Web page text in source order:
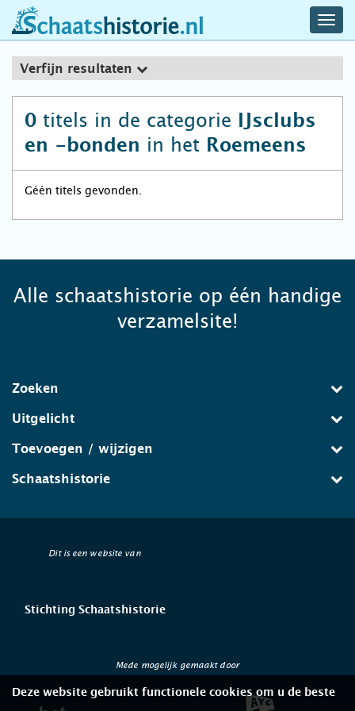
schaatshistorie.nl
Verfijn resultaten
0 titels in de categorie
IJsclubs
en -bonden in het Roemeens
Géén titels gevonden.
Alle schaatshistorie op één handige
verzamelsite!
Zoeken
Uitgelicht
Toevoegen / wijzigen
Schaatshistorie
Dit is een website van
Stichting Schaatshistorie
Mede mogelijk gemaakt door
Deze website gebruikt functionele cookies om u de beste